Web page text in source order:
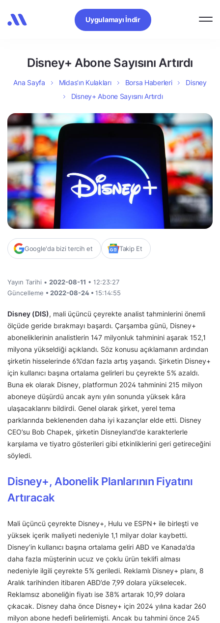
Uygulamayı İndir
Disney+ Abone Sayısını Artırdı
Ana Sayfa Midas’ın Kulakları Borsa Haberleri
Disney
Disney+ Abone Sayısını Artırdı
Google'da bizi tercih et Takip Et
Yayın Tarihi • 2022-08-11 • 12:23:27
Güncelleme • 2022-08-24 • 15:14:55
Disney (DIS), mali üçüncü çeyrekte analist tahminlerini önemli
ölçüde geride bırakmayı başardı. Çarşamba günü, Disney+
aboneliklerinin analistlerin 147 milyonluk tahminini aşarak 152,1
milyona yükseldiği açıklandı. Söz konusu açıklamanın ardından
şirketin hisselerinde 6%’dan fazla artış yaşandı. Şirketin Disney+
için kullanıcı başına ortalama gelirleri bu çeyrekte 5% azaldı.
Buna ek olarak Disney, platformun 2024 tahminini 215 milyon
aboneye düşürdü ancak aynı yılın sonunda yüksek kâra
ulaşacaklarını bildirdi. Genel olarak şirket, yerel tema
parklarında beklenenden daha iyi kazançlar elde etti. Disney
CEO’su Bob Chapek, şirketin Disneyland’de karakterlerle
karşılama ve tiyatro gösterileri gibi etkinliklerini geri getireceğini
söyledi.
Disney+, Abonelik Planlarının Fiyatını
Artıracak
Mali üçüncü çeyrekte Disney+, Hulu ve ESPN+ ile birleşti ve
yüksek içerik maliyeti nedeniyle 1,1 milyar dolar kaybetti.
Disney’in kullanıcı başına ortalama geliri ABD ve Kanada’da
daha fazla müşterinin ucuz ve çoklu ürün teklifi alması
nedeniyle ilgili çeyrekte 5% geriledi. Reklamlı Disney+ planı, 8
Aralık tarihinden itibaren ABD’de 7,99 dolara yükselecek.
Reklamsız aboneliğin fiyatı ise 38% artarak 10,99 dolara
çıkacak. Disney daha önce Disney+ için 2024 yılına kadar 260
milyon abone hedefi belirlemişti. Ancak bu tahmini önce 245